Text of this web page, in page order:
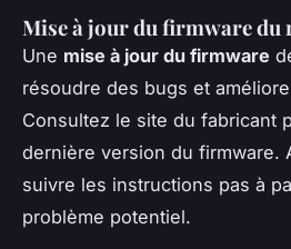
Mise à jour du firmware du
Une mise à jour du firmware
résoudre des bugs et
Consultez le site du fabricant
dernière version du firmware.
suivre les instructions pas à
problème potentiel.